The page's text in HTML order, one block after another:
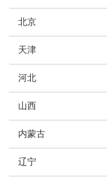
北京
天津
河北
山西
内蒙古
辽宁